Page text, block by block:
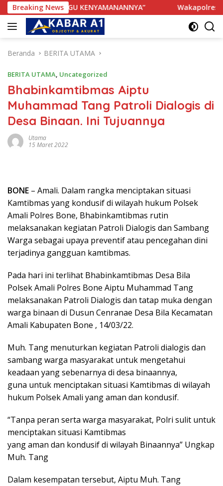
Langsung
ke
konten
Breaking NewsKENYAMANANNYA” Wakapolres Bone
Beranda BERITA UTAMA
BERITA UTAMA, Uncategorized
Bhabinkamtibmas Aiptu
Muhammad Tang Patroli Dialogis di
Desa Binaan. Ini Tujuannya
Utama
15 Maret 2022
BONE – Amali. Dalam rangka menciptakan situasi
Kamtibmas yang kondusif di wilayah hukum Polsek
Amali Polres Bone, Bhabinkamtibmas rutin
melaksanakan kegiatan Patroli Dialogis dan Sambang
Warga sebagai upaya preventif atau pencegahan dini
terjadinya gangguan kamtibmas.
Pada hari ini terlihat Bhabinkamtibmas Desa Bila
Polsek Amali Polres Bone Aiptu Muhammad Tang
melaksanakan Patroli Dialogis dan tatap muka dengan
warga binaan di Dusun Cenranae Desa Bila Kecamatan
Amali Kabupaten Bone , 14/03/22.
Muh. Tang menuturkan kegiatan Patroli dialogis dan
sambang warga masyarakat untuk mengetahui
keadaan yang sebenarnya di desa binaannya,
guna untuk menciptakan situasi Kamtibmas di wilayah
hukum Polsek Amali yang aman dan kondusif.
“Tanpa peran serta warga masyarakat, Polri sulit untuk
menciptakan situasi Kamtibmas
yang aman dan kondusif di wilayah Binaannya” Ungkap
Muh. Tang
Dalam kesempatan tersebut, Aiptu Muh. Tang